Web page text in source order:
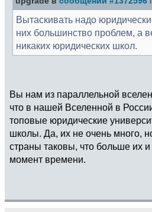
Вытаскивать надо
них большинство проблем, а
никаких юридических школ.
Вы нам из параллельной
что в нашей Вселенной в
топовые юридические
школы. Да, их не очень много,
страны таковы, что больше их
момент времени.